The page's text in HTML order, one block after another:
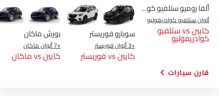
ألفا روميو ستلفيو كوادريفوليو
ألوان ستلفيو كوادريفوليو
كايين vs ستلفيو
كوادريفوليو سوبارو فوريستر
+3 ألوان فوريستر
كايين vs فوريستر
بورش ماكان
+7 ألوان ماكان
كايين vs ماكان
قارن سيارات